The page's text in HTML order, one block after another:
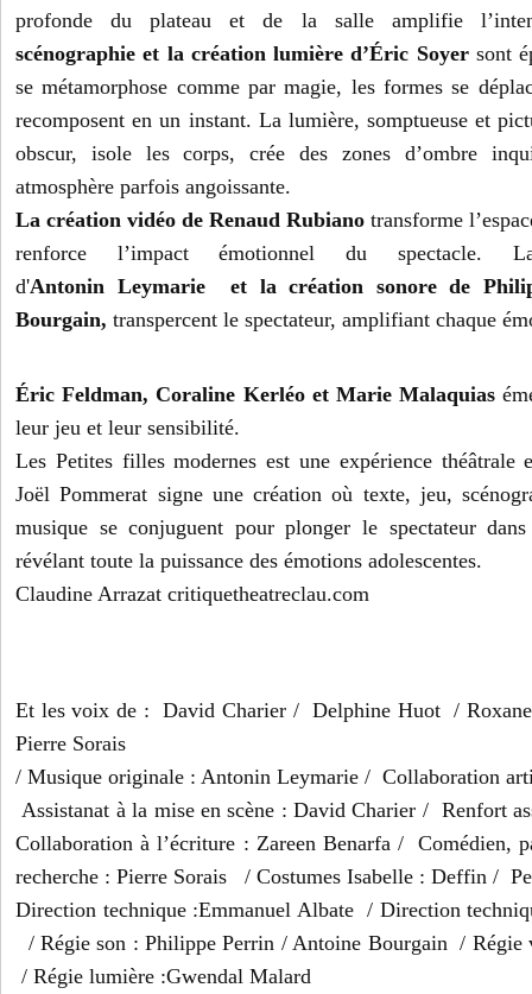
profonde du plateau et de la salle amplifie
scénographie et la création lumière d’Éric Soyer sont
se métamorphose comme par magie, les formes se
recomposent en un instant. La lumière, somptueuse et
obscur, isole les corps, crée des zones d’ombre
atmosphère parfois angoissante.
La création vidéo de Renaud Rubiano transforme
renforce l’impact émotionnel du spectacle.
d'Antonin Leymarie et la création sonore de
Bourgain, transpercent le spectateur, amplifiant chaque
Éric Feldman, Coraline Kerléo et Marie Malaquias
leur jeu et leur sensibilité.
Les Petites filles modernes est une expérience théâtrale
Joël Pommerat signe une création où texte, jeu,
musique se conjuguent pour plonger le spectateur
révélant toute la puissance des émotions adolescentes.
Claudine Arrazat critiquetheatreclau.com
Et les voix de : David Charier / Delphine Huot /
Pierre Sorais
/ Musique originale : Antonin Leymarie / Collaboration
Assistanat à la mise en scène : David Charier / Renfort
Collaboration à l’écriture : Zareen Benarfa / Comédien,
recherche : Pierre Sorais / Costumes Isabelle : Deffin /
Direction technique :Emmanuel Albate / Direction
/ Régie son : Philippe Perrin / Antoine Bourgain / Régie
/ Régie lumière :Gwendal Malard